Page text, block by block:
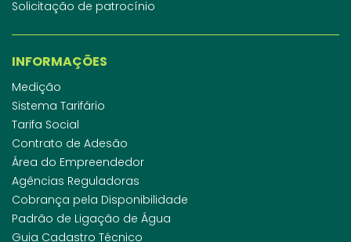
Solicitação de patrocínio
INFORMAÇÕES
Medição
Sistema Tarifário
Tarifa Social
Contrato de Adesão
Área do Empreendedor
Agências Reguladoras
Cobrança pela Disponibilidade
Padrão de Ligação de Água
Guia Cadastro Técnico